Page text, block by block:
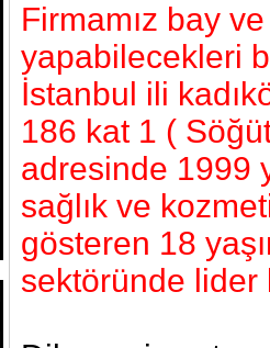
Firmamız bay
yapabilecekleri
İstanbul ili
186 kat 1 (
adresinde 1999
sağlık ve
gösteren 18
sektöründe lider